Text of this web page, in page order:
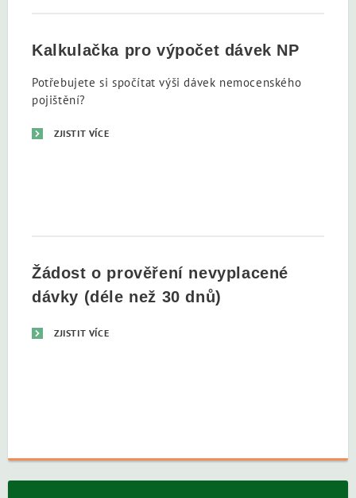
Kalkulačka pro výpočet dávek NP
Potřebujete si spočítat výši dávek nemocenského
pojištění?
ZJISTIT VÍCE
Žádost o prověření nevyplacené
dávky (déle než 30 dnů)
ZJISTIT VÍCE